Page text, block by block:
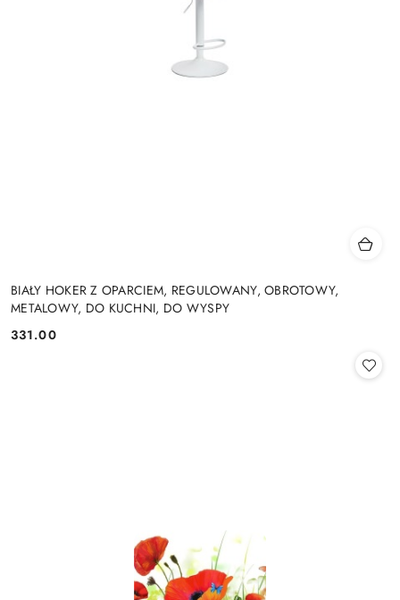
BIAŁY HOKER Z OPARCIEM, REGULOWANY, OBROTOWY,
METALOWY, DO KUCHNI, DO WYSPY
Cena:
331.00